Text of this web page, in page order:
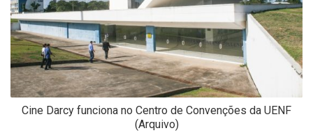
Cine Darcy funciona no Centro de Convenções da UENF
(Arquivo)